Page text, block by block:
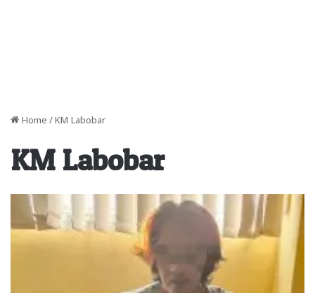
Home / KM Labobar
KM Labobar